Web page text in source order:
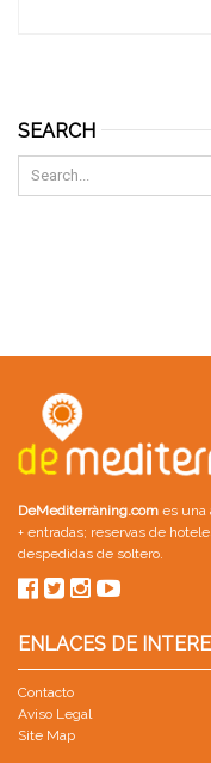
SEARCH
DeMediterràning.com es una
+ entradas; reservas de
despedidas de soltero.
ENLACES DE
Contacto
Aviso Legal
Site Map